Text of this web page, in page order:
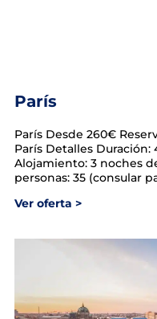
París
París​ Desde 260€
París​ Detalles Duración:
Alojamiento: 3 noches
personas: 35 (consular
Ver oferta >